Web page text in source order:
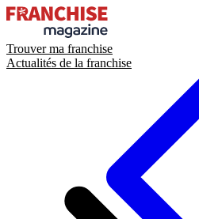
Trouver ma franchise
Actualités de la franchise